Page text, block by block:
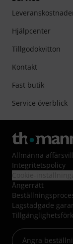
Hjälpcenter
Tillgodokvitton
Kontakt
Fast butik
Service överblick
Allmänna
Integritetspolicy
Ångerrätt
Lagstadgade
Ångra